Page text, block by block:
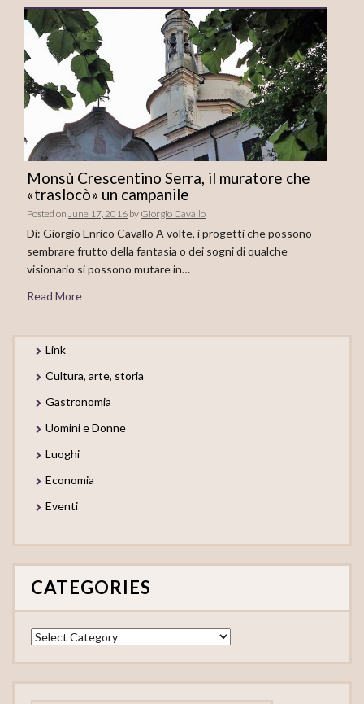
Monsù Crescentino Serra, il muratore che
«traslocò» un campanile
Posted on June 17, 2016 by Giorgio Cavallo
Di: Giorgio Enrico Cavallo A volte, i progetti che possono
sembrare frutto della fantasia o dei sogni di qualche
visionario si possono mutare in…
Read More
Link
Cultura, arte, storia
Gastronomia
Uomini e Donne
Luoghi
Economia
Eventi
CATEGORIES
Categories